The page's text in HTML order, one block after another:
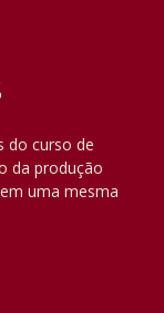
do curso de
da produção
uma mesma